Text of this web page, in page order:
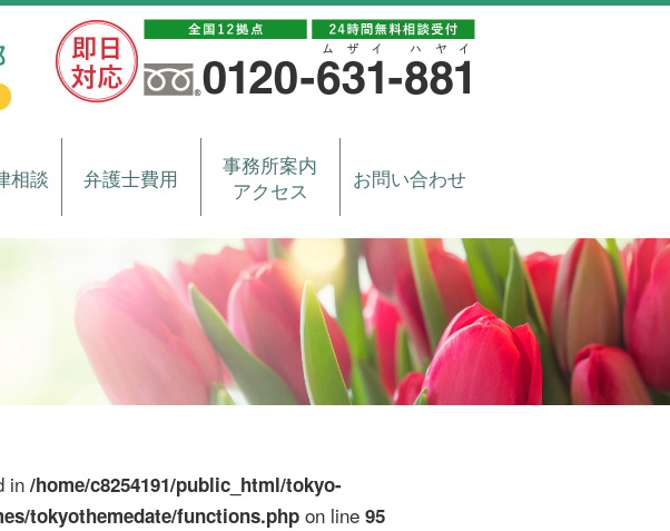
相談 弁護士費用
事務所案内
アクセス
お問い合わせ
in /home/c8254191/public_html/tokyo-
tokyothemedate/functions.php on line 95